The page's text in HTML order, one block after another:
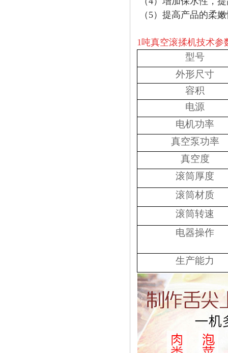
（5）提高产品的柔
1吨真空滚揉机技术参
型号
外形尺寸
容积
电源
电机功率
真空泵功率
真空度
滚筒厚度
滚筒材质
滚筒转速
电器操作
生产能力